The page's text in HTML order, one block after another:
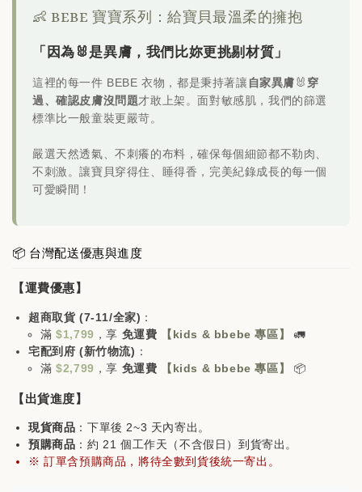
NT$ 1
- +
加入購物車
日韓品牌輕鬆入袋，買🐻商品立減$200
👶 BEBE 寶寶系列：給寶貝最溫柔的擁抱
「因為🐰是異膚，我們比妳更挑剔材質」
這裡的每一件 BEBE 衣物，都是秉持著讓 自家異膚🐰 穿
過、確認皮膚沒問題才敢上架。面對敏感肌，我們的篩選
標準比一般童裝更嚴苛。
嚴選天然透氣、不刺癢的布料，確保每個細節都不勒肉、
不刺激。讓寶貝穿得住、睡得香，完美紀錄成長的每一個
可愛瞬間！
📦 台灣配送優惠與進度
【運費優惠】
超商取貨 (7-11/全家) ：
滿$1,799 ，享 免運費 【kids & bbebe 專區】
🚛
宅配到府 (新竹物流) ：
滿$2,799 ，享 免運費 【kids & bbebe 專區】 📦
【出貨進度】
現貨商品 ：下單後 2~3 天內寄出。
預購商品 ：約 21 個工作天（不含假日）到貨寄出。
※ 訂單含預購商品，將待全數到貨後統一寄出。